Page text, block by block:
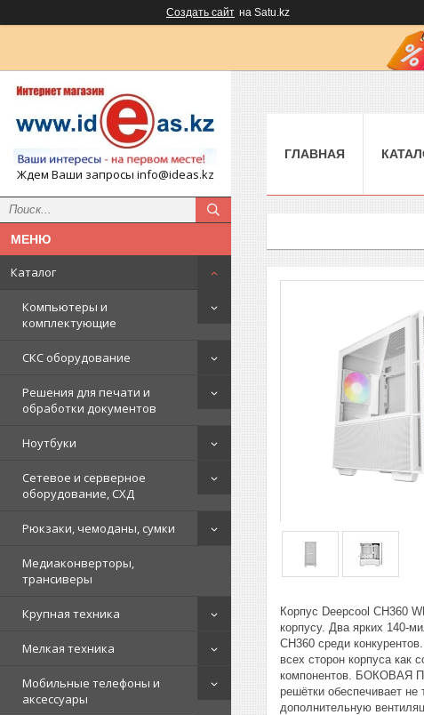
Создать сайт на Satu.kz
Ждем Ваши запросы info@ideas.kz
Каталог
Компьютеры и
комплектующие
СКС оборудование
Решения для печати и
обработки документов
Ноутбуки
Сетевое и серверное
оборудование, СХД
Рюкзаки, чемоданы, сумки
Медиаконверторы,
трансиверы
Крупная техника
Мелкая техника
Мобильные телефоны и
аксессуары
ГЛАВНАЯ
Корпус Deepcool CH360
корпусу. Два ярких 140-
CH360 среди
всех сторон корпуса как
компонентов. БОКОВАЯ
решётки обеспечивает
дополнительную